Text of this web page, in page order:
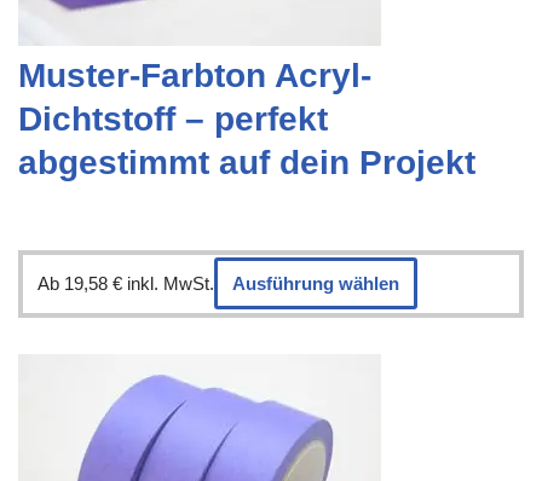
Muster-Farbton Acryl-
Dichtstoff – perfekt
abgestimmt auf dein Projekt
Ab 19,58 € inkl. MwSt. Ausführung wählen